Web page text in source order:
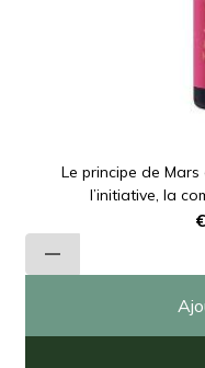
Le principe de Mars
l’initiative, la